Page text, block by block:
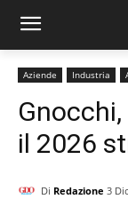
Aziende Industria
il 2026
Di Redazione 3